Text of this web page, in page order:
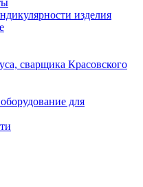
изделия
сварщика Красовского
для